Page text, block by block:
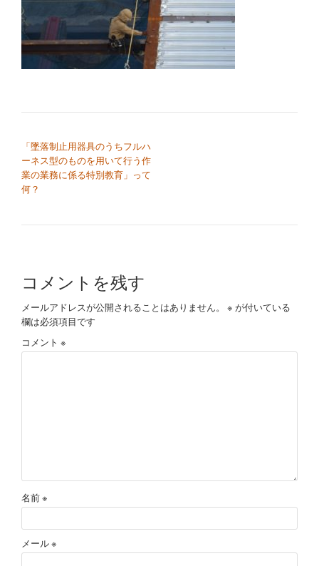
「墜落制止用器具のうちフルハ
ーネス型のものを用いて行う作
業の業務に係る特別教育」って
何？
コメントを残す
メールアドレスが公開されることはありません。 ※ が付いている
欄は必須項目です
コメント ※
名前※
メール※